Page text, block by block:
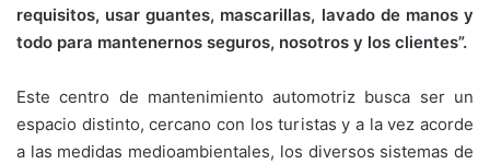
requisitos, usar guantes, mascarillas, lavado de manos y
todo para mantenernos seguros, nosotros y los clientes”.
Este centro de mantenimiento automotriz busca ser un
espacio distinto, cercano con los turistas y a la vez acorde
a las medidas medioambientales, los diversos sistemas de